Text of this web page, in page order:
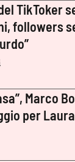
TikToker
followers
Marco
per